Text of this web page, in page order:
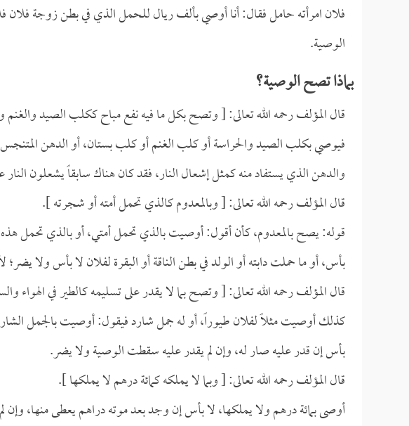
فلان امرأته حامل فقال: أنا أوصي بألف ريال للحمل الذي في بطن زوجة فلان
الوصية.
بماذا تصح الوصية؟
قال المؤلف رحمه الله تعالى: [ وتصح بكل ما فيه نفع مباح ككلب الصيد
فيوصي بكلب الصيد والحراسة أو كلب الغنم أو كلب بستان، أو الدهن
والدهن الذي يستفاد منه كمثل إشعال النار، فقد كان هناك سابقاً يشعلون
قال المؤلف رحمه الله تعالى: [ وبالمعدوم كالذي تحمل أمته أو شجرته ].
قوله: يصح بالمعدوم، كأن أقول: أوصيت بالذي تحمل أمتي، أو بالذي تحمل
بأس، أو ما حملت دابته أو الولد في بطن الناقة أو البقرة لفلان لا بأس ولا يضر؛
قال المؤلف رحمه الله تعالى: [ وتصح بما لا يقدر على تسليمه كالطير في الهواء
كذلك أوصيت مثلاً لفلان طيوراً، أو له جمل شارد فيقول: أوصيت بالجمل
بأس إن قدر عليه صار له، وإن لم يقدر عليه سقطت الوصية ولا يضر.
قال المؤلف رحمه الله تعالى: [ وبما لا يملكه كمائة درهم لا يملكها ].
أوصى بمائة درهم ولا يملكها، لا بأس إن وجد بعد موته دراهم يعطى منها،